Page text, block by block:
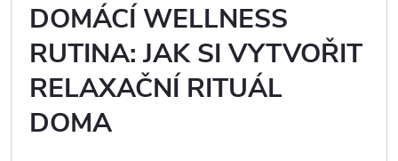
DOMÁCÍ WELLNESS
RUTINA: JAK SI VYTVOŘIT
RELAXAČNÍ RITUÁL
DOMA